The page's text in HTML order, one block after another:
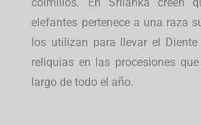
elefantes pertenece a una raza
los utilizan para llevar el
reliquias en las procesiones
largo de todo el año.